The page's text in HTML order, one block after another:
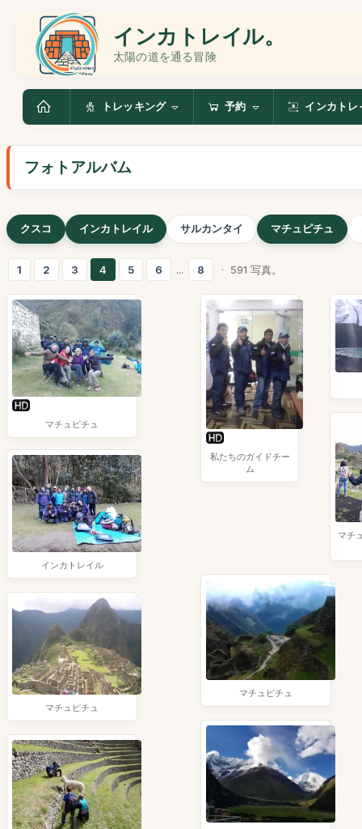
インカトレイル。
太陽の道を通る冒険
トレッキング 予約 インカトレ
フォトアルバム
クスコ インカトレイル サルカンタイ マチュピチュ
1 2 3 4 5 6 ... 8 · 591 写真。
マチュピチュ
私たちのガイドチー
ム
マチ
インカトレイル
マチュピチュ
マチュピチュ